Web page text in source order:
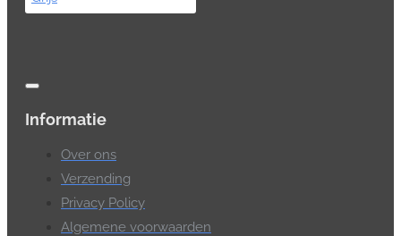
Informatie
Over ons
Verzending
Privacy Policy
Algemene voorwaarden